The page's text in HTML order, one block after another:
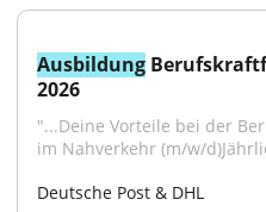
Ausbildung
2026
"...Deine Vorteile bei der
im Nahverkehr (m/w/
Deutsche Post & DHL